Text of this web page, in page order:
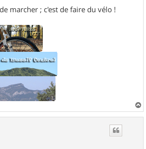
marcher ; c'est de faire du vélo !
a